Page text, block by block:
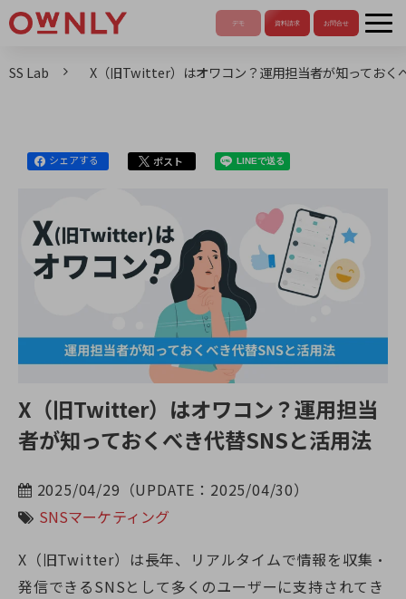
SS Lab X（旧Twitter）はオワコン？運用担当者が知っておく
シェアする ポスト LINEで送る
X（旧Twitter）はオワコン？運用担当
者が知っておくべき代替SNSと活用法
2025/04/29（UPDATE：2025/04/30）
SNSマーケティング
X（旧Twitter）は長年、リアルタイムで情報を収集・
発信できるSNSとして多くのユーザーに支持されてき